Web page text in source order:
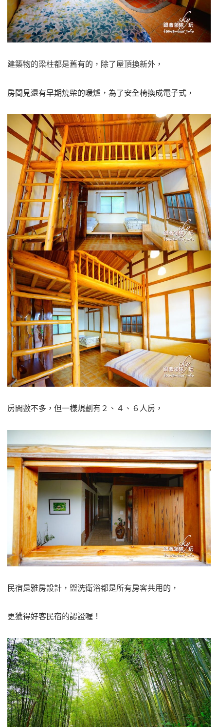
建築物的梁柱都是舊有的，除了屋頂換新外，
房間見還有早期燒柴的暖爐，為了安全椅換成電子式，
房間數不多，但一樣規劃有２、４、６人房，
民宿是雅房設計，盥洗衛浴都是所有房客共用的，
更獲得好客民宿的認證喔！